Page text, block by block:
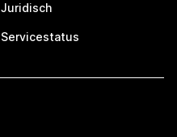
Juridisch
Servicestatus